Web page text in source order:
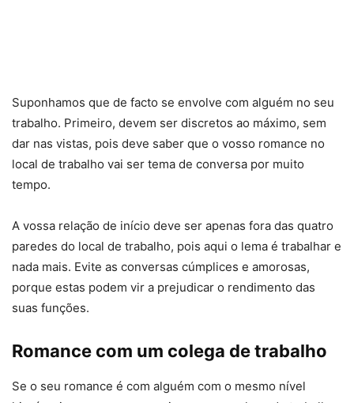
Suponhamos que de facto se envolve com alguém no seu
trabalho. Primeiro, devem ser discretos ao máximo, sem
dar nas vistas, pois deve saber que o vosso romance no
local de trabalho vai ser tema de conversa por muito
tempo.
A vossa relação de início deve ser apenas fora das quatro
paredes do local de trabalho, pois aqui o lema é trabalhar e
nada mais. Evite as conversas cúmplices e amorosas,
porque estas podem vir a prejudicar o rendimento das
suas funções.
Romance com um colega de trabalho
Se o seu romance é com alguém com o mesmo nível